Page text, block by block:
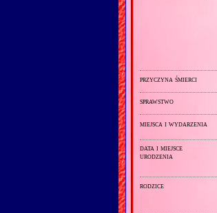
przyczyna śmierci
sprawstwo
miejsca i wydarzenia
data i miejsce
urodzenia
rodzice